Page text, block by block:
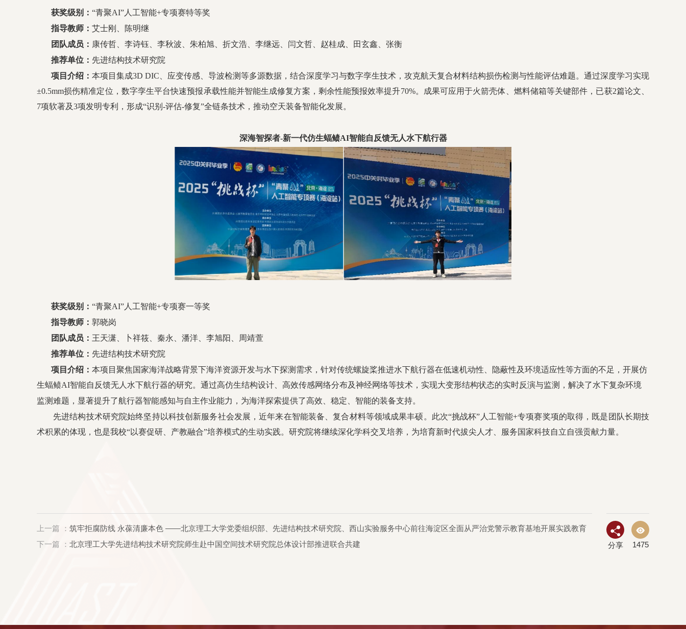
获奖级别： “青聚AI”人工智能+专项赛特等奖
指导教师： 艾士刚、陈明继
团队成员： 康传哲、李诗钰、李秋波、朱柏旭、折文浩、李继远、闫文哲、赵桂成、田玄鑫、张衡
推荐单位： 先进结构技术研究院
项目介绍： 本项目集成3D DIC、应变传感、导波检测等多源数据，结合深度学习与数字孪生技术，攻克航天复合材料结构损伤检测与性能评估难题。通过深度学习实现
±0.5mm损伤精准定位，数字孪生平台快速预报承载性能并智能生成修复方案，剩余性能预报效率提升70%。成果可应用于火箭壳体、燃料储箱等关键部件，已获2篇论文、
7项软著及3项发明专利，形成“识别-评估-修复”全链条技术，推动空天装备智能化发展。
深海智探者-新一代仿生蝠鲼AI智能自反馈无人水下航行器
获奖级别： “青聚AI”人工智能+专项赛一等奖
指导教师： 郭晓岗
团队成员： 王天潇、卜祥筱、秦永、潘洋、李旭阳、周靖萱
推荐单位： 先进结构技术研究院
项目介绍： 本项目聚焦国家海洋战略背景下海洋资源开发与水下探测需求，针对传统螺旋桨推进水下航行器在低速机动性、隐蔽性及环境适应性等方面的不足，开展仿
生蝠鲼AI智能自反馈无人水下航行器的研究。通过高仿生结构设计、高效传感网络分布及神经网络等技术，实现大变形结构状态的实时反演与监测，解决了水下复杂环境
监测难题，显著提升了航行器智能感知与自主作业能力，为海洋探索提供了高效、稳定、智能的装备支持。
先进结构技术研究院始终坚持以科技创新服务社会发展，近年来在智能装备、复合材料等领域成果丰硕。此次“挑战杯”人工智能+专项赛奖项的取得，既是团队长期技
术积累的体现，也是我校“以赛促研、产教融合”培养模式的生动实践。研究院将继续深化学科交叉培养，为培育新时代拔尖人才、服务国家科技自立自强贡献力量。
分享 1475
上一篇 ： 筑牢拒腐防线 永葆清廉本色 ——北京理工大学党委组织部、先进结构技术研究院、西山实验服务中心前往海淀区全面从严治党警示教育基地开展实践教育
下一篇 ： 北京理工大学先进结构技术研究院师生赴中国空间技术研究院总体设计部推进联合共建